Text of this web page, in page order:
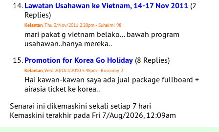
Lawatan Usahawan ke Vietnam, 14-17 Nov 2011 (2
Replies)
Kelantan, Thu 3/Nov/2011 2:20pm - Suhaimi 98
mari pakat g vietnam belako... bawah program
usahawan..hanya mereka..
Promotion for Korea Go Holiday (8 Replies)
Kelantan, Wed 20/Oct/2010 5:48pm - Roseamy 2
Hai kawan-kawan saya ada jual package fullboard +
airasia ticket ke korea..
Senarai ini dikemaskini sekali setiap 7 hari
Kemaskini terakhir pada Fri 7/Aug/2026, 12:09am